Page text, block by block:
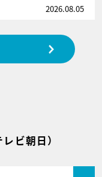
2026.08.05
レビ朝日）